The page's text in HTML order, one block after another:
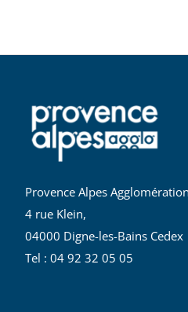
Provence Alpes Agglomération
4 rue Klein,
04000 Digne-les-Bains Cedex
Tel : 04 92 32 05 05